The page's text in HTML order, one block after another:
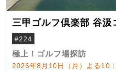
三甲ゴルフ倶楽部 谷
#224
極上！ゴルフ場探訪
2026年8月10日（月）よる10